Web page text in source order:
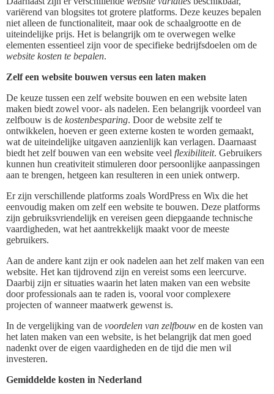
variërend van blogsites tot grotere platforms. Deze keuzes bepalen
niet alleen de functionaliteit, maar ook de schaalgrootte en de
uiteindelijke prijs. Het is belangrijk om te overwegen welke
elementen essentieel zijn voor de specifieke bedrijfsdoelen om de
website kosten te bepalen.
Zelf een website bouwen versus een laten maken
De keuze tussen een zelf website bouwen en een website laten
maken biedt zowel voor- als nadelen. Een belangrijk voordeel van
zelfbouw is de kostenbesparing. Door de website zelf te
ontwikkelen, hoeven er geen externe kosten te worden gemaakt,
wat de uiteindelijke uitgaven aanzienlijk kan verlagen. Daarnaast
biedt het zelf bouwen van een website veel flexibiliteit. Gebruikers
kunnen hun creativiteit stimuleren door persoonlijke aanpassingen
aan te brengen, hetgeen kan resulteren in een uniek ontwerp.
Er zijn verschillende platforms zoals WordPress en Wix die het
eenvoudig maken om zelf een website te bouwen. Deze platforms
zijn gebruiksvriendelijk en vereisen geen diepgaande technische
vaardigheden, wat het aantrekkelijk maakt voor de meeste
gebruikers.
Aan de andere kant zijn er ook nadelen aan het zelf maken van een
website. Het kan tijdrovend zijn en vereist soms een leercurve.
Daarbij zijn er situaties waarin het laten maken van een website
door professionals aan te raden is, vooral voor complexere
projecten of wanneer maatwerk gewenst is.
In de vergelijking van de voordelen van zelfbouw en de kosten van
het laten maken van een website, is het belangrijk dat men goed
nadenkt over de eigen vaardigheden en de tijd die men wil
investeren.
Gemiddelde kosten in Nederland